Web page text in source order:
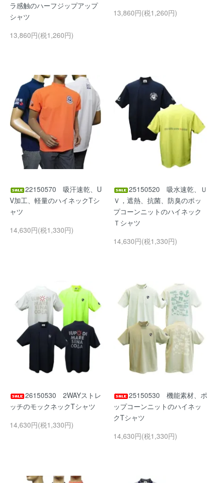
ラ感触のハーフジップアップ
シャツ
13,860円(税1,260円)
13,860円(税1,260円)
22150570 吸汗速乾、U
V加工、軽量のハイネックTシ
ャツ
14,630円(税1,330円)
25150520 吸水速乾、Ｕ
Ｖ，遮熱、抗菌、防臭のポッ
プコーンニットのハイネック
Ｔシャツ
14,630円(税1,330円)
26150530 2WAYストレ
ッチのモックネックTシャツ
14,630円(税1,330円)
25150530 機能素材、ポ
ップコーンニットのハイネッ
クTシャツ
14,630円(税1,330円)